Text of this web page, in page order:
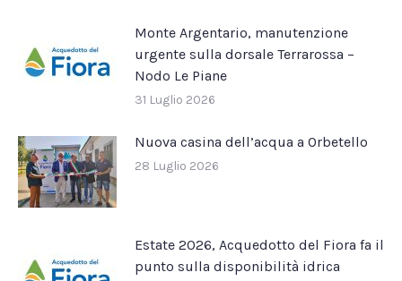
Monte Argentario, manutenzione
urgente sulla dorsale Terrarossa –
Nodo Le Piane
31 Luglio 2026
Nuova casina dell’acqua a Orbetello
28 Luglio 2026
Estate 2026, Acquedotto del Fiora fa il
punto sulla disponibilità idrica